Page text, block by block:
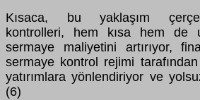
Kısaca, bu yaklaşım
kontrolleri, hem kısa hem de
sermaye maliyetini artırıyor,
sermaye kontrol rejimi
yatırımlara yönlendiriyor ve
(6)